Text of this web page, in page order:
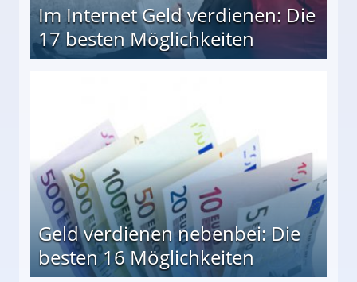
Im Internet Geld verdienen: Die
17 besten Möglichkeiten
Geld verdienen nebenbei: Die
besten 16 Möglichkeiten